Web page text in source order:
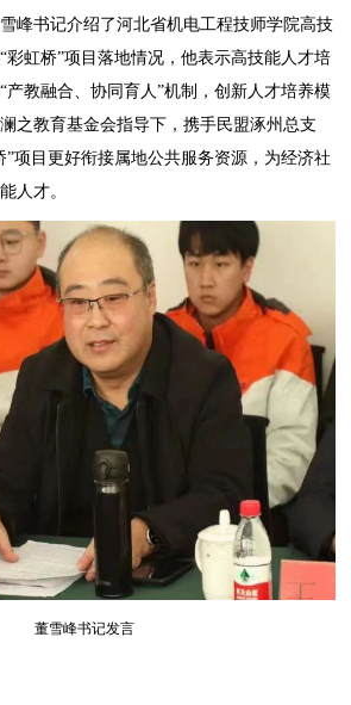
峰书记介绍了河北省机电工程技师学院高技
彩虹桥”项目落地情况，他表示高技能人才培
产教融合、协同育人”机制，创新人才培养模
之教育基金会指导下，携手民盟涿州总支
”项目更好衔接属地公共服务资源，为经济社
人才。
董雪峰书记发言